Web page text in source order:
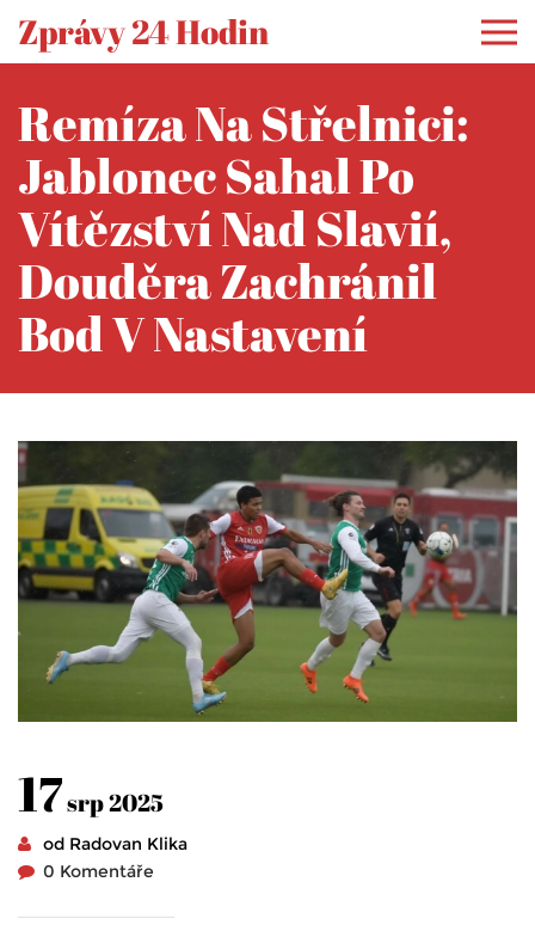
Zprávy 24 Hodin
Remíza Na Střelnici:
Jablonec Sahal Po
Vítězství Nad Slavií,
Douděra Zachránil
Bod V Nastavení
17srp 2025
od Radovan Klika
0 Komentáře